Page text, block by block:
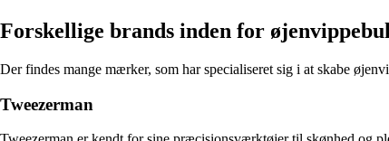
Forskellige brands inden for
Der findes mange mærker, som har specialiseret sig i at skabe
Tweezerman